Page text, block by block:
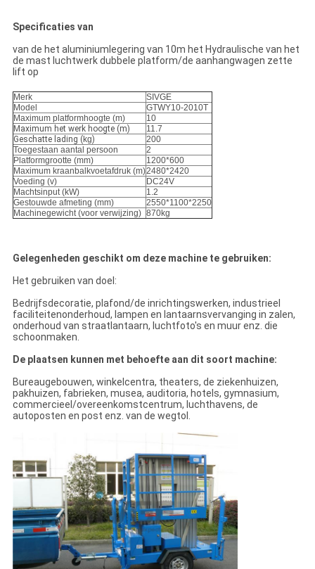
Specificaties van
van de het aluminiumlegering van 10m het Hydraulische van het
de mast luchtwerk dubbele platform/de aanhangwagen zette
lift op
Merk
SIVGE
Model
GTWY10-2010T
Maximum platformhoogte (m)
10
Maximum het werk hoogte (m)
11.7
Geschatte lading ( kg)
200
Toegestaan aantal persoon
2
Platformgrootte (mm)
1200*600
Maximum kraanbalkvoetafdruk (m)2480*2420
Voeding (v)
DC24V
Machtsinput (kW)
1.2
Gestouwde afmeting (mm)
2550*1100*2250
Machinegewicht (voor verwijzing) 870kg
Gelegenheden geschikt om deze machine te gebruiken:
Het gebruiken van doel:
Bedrijfsdecoratie, plafond/de inrichtingswerken, industrieel
faciliteitenonderhoud, lampen en lantaarnsvervanging in zalen,
onderhoud van straatlantaarn, luchtfoto's en muur enz. die
schoonmaken.
De plaatsen kunnen met behoefte aan dit soort machine:
Bureaugebouwen, winkelcentra, theaters, de ziekenhuizen,
pakhuizen, fabrieken, musea, auditoria, hotels, gymnasium,
commercieel/overeenkomstcentrum, luchthavens, de
autoposten en post enz. van de wegtol.